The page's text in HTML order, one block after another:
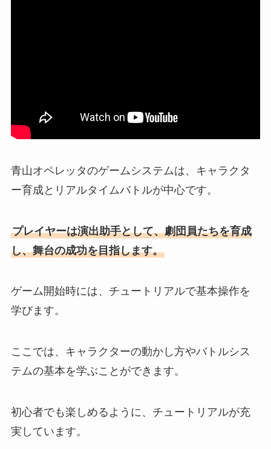
青山オペレッタのゲームシステムは、キャラクタ
ー育成とリアルタイムバトルが中心です。
プレイヤーは演出助手として、劇団員たちを育成
し、舞台の成功を目指します。
ゲーム開始時には、チュートリアルで基本操作を
学びます。
ここでは、キャラクターの動かし方やバトルシス
テムの基本を学ぶことができます。
初心者でも楽しめるように、チュートリアルが充
実しています。